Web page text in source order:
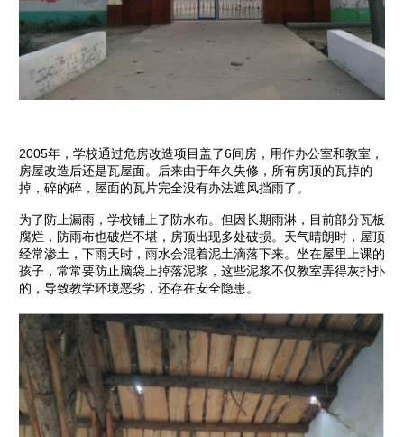
2005年，学校通过危房改造项目盖了6间房，用作办公室和教室，
房屋改造后还是瓦屋面。后来由于年久失修，所有房顶的瓦掉的
掉，碎的碎，屋面的瓦片完全没有办法遮风挡雨了。
为了防止漏雨，学校铺上了防水布。但因长期雨淋，目前部分瓦板
腐烂，防雨布也破烂不堪，房顶出现多处破损。天气晴朗时，屋顶
经常渗土，下雨天时，雨水会混着泥土滴落下来。坐在屋里上课的
孩子，常常要防止脑袋上掉落泥浆，这些泥浆不仅教室弄得灰扑扑
的，导致教学环境恶劣，还存在安全隐患。